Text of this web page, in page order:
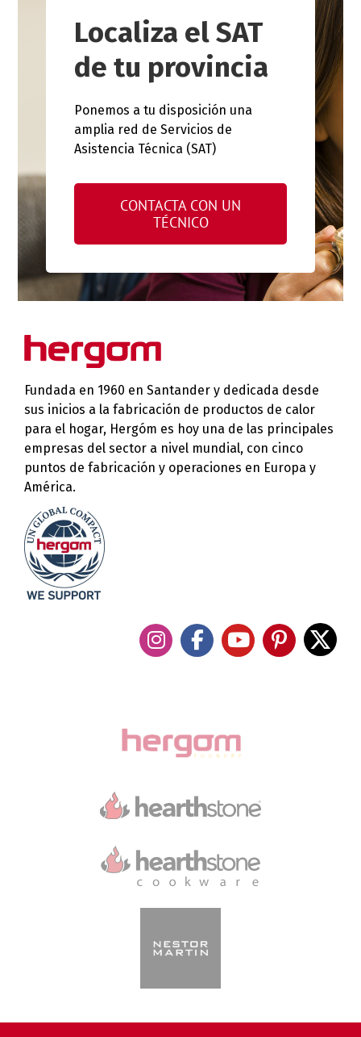
Localiza el SAT
de tu provincia
Ponemos a tu disposición una
amplia red de Servicios de
Asistencia Técnica (SAT)
CONTACTA CON UN
TÉCNICO
Fundada en 1960 en Santander y dedicada desde
sus inicios a la fabricación de productos de calor
para el hogar, Hergóm es hoy una de las principales
empresas del sector a nivel mundial, con cinco
puntos de fabricación y operaciones en Europa y
América.